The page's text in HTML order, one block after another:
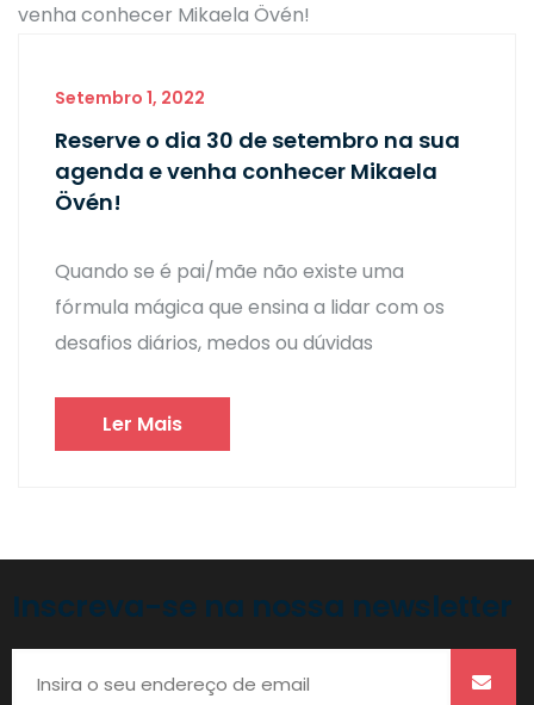
Setembro 1, 2022
Reserve o dia 30 de setembro na sua
agenda e venha conhecer Mikaela
Övén!
Quando se é pai/mãe não existe uma
fórmula mágica que ensina a lidar com os
desafios diários, medos ou dúvidas
Ler Mais
Inscreva-se na nossa newsletter